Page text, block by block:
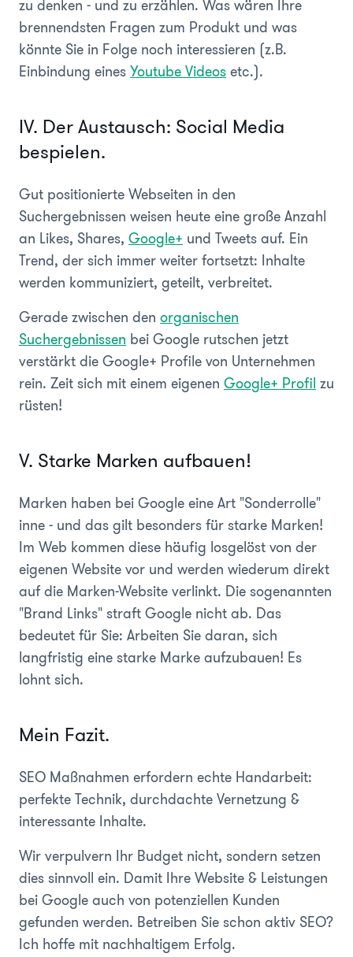
zu denken - und zu erzählen. Was wären Ihre
brennendsten Fragen zum Produkt und was
könnte Sie in Folge noch interessieren (z.B.
Einbindung einesYoutube Videosetc.).
IV. Der Austausch: Social Media
bespielen.
Gut positionierte Webseiten in den
Suchergebnissen weisen heute eine große Anzahl
an Likes, Shares, Google+ und Tweets auf. Ein
Trend, der sich immer weiter fortsetzt: Inhalte
werden kommuniziert, geteilt, verbreitet.
Gerade zwischen den organischen
Suchergebnissen bei Google rutschen jetzt
verstärkt die Google+ Profile von Unternehmen
rein. Zeit sich mit einem eigenen Google+ Profil zu
rüsten!
V. Starke Marken aufbauen!
Marken haben bei Google eine Art "Sonderrolle"
inne - und das gilt besonders für starke Marken!
Im Web kommen diese häufig losgelöst von der
eigenen Website vor und werden wiederum direkt
auf die Marken-Website verlinkt. Die sogenannten
"Brand Links" straft Google nicht ab. Das
bedeutet für Sie: Arbeiten Sie daran, sich
langfristig eine starke Marke aufzubauen! Es
lohnt sich.
Mein Fazit.
SEO Maßnahmen erfordern echte Handarbeit:
perfekte Technik, durchdachte Vernetzung &
interessante Inhalte.
Wir verpulvern Ihr Budget nicht, sondern setzen
dies sinnvoll ein. Damit Ihre Website & Leistungen
bei Google auch von potenziellen Kunden
gefunden werden. Betreiben Sie schon aktiv SEO?
Ich hoffe mit nachhaltigem Erfolg.